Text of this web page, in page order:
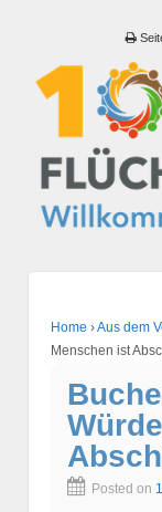
Home ›Aus dem
Menschen ist
Posted on